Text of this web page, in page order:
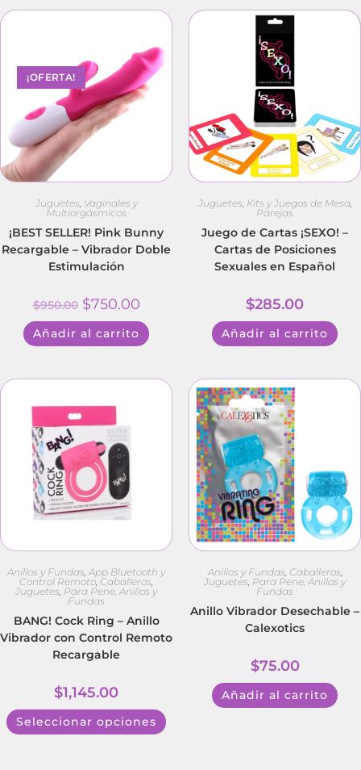
¡OFERTA!
Juguetes, Vaginales y
Multiorgásmicos
¡BEST SELLER! Pink Bunny
Recargable – Vibrador Doble
Estimulación
$950.00 $750.00
Añadir al carrito
Juguetes, Kits y Juegos de Mesa,
Parejas
Juego de Cartas ¡SEXO! –
Cartas de Posiciones
Sexuales en Español
$285.00
Añadir al carrito
Anillos y Fundas, App Bluetooth y
Control Remoto, Caballeros,
Juguetes, Para Pene, Anillos y
Fundas
BANG! Cock Ring – Anillo
Vibrador con Control Remoto
Recargable
$1,145.00
Seleccionar opciones
Anillos y Fundas, Caballeros,
Juguetes, Para Pene, Anillos y
Fundas
Anillo Vibrador Desechable –
Calexotics
$75.00
Añadir al carrito